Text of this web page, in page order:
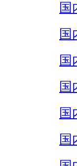
国
国
国
国
国
国